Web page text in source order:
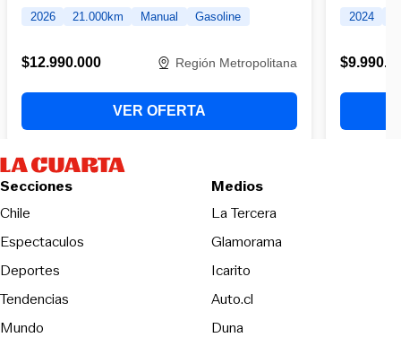
Secciones
Chile
Espectaculos
Deportes
Tendencias
Mundo
Medios
La TerceraOpens in new
Glamorama
Icarito
Auto.cl
DunaOpens in new window